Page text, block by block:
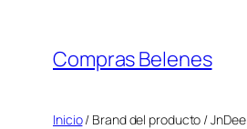
contenido
Compras Belenes
Inicio/ Brand del producto / JnDee